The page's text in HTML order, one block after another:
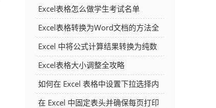
Excel表格怎么做学生考试名单
Excel表格转换为Word文档的方法全
解析
Excel 中将公式计算结果转换为纯数
字的多种方法
Excel表格大小调整全攻略
如何在 Excel 表格中设置下拉选择内
容
在 Excel 中固定表头并确保每页打印